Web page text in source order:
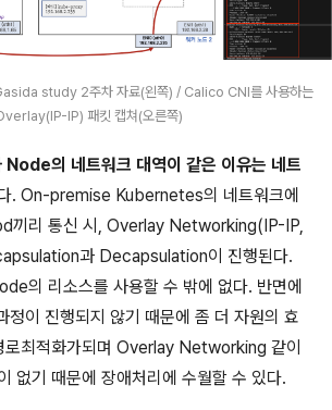
study 2주차 자료(왼쪽) / Calico CNI를 사용하는
IP) 패킷 캡쳐(오른쪽)
의 네트워크 대역이 같은 이유는 네트
. On-premise Kubernetes의 네트워크에
끼리 통신 시, Overlay Networking(IP-IP,
과 Decapsulation이 진행된다.
의 리소스를 사용할 수 밖에 없다. 반면에
정이 진행되지 않기 때문에 좀 더 자원의 효
로최적화가되며 Overlay Networking 같이
없기 때문에 장애처리에 수월할 수 있다.